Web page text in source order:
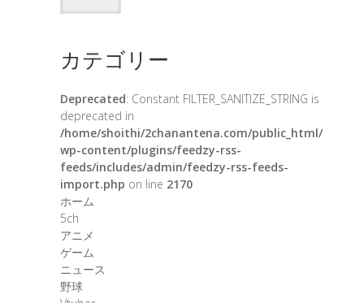
カテゴリー
Deprecated: Constant FILTER_SANITIZE_STRING is
deprecated in
/home/shoithi/2chanantena.com/public_html/
wp-content/plugins/feedzy-rss-
feeds/includes/admin/feedzy-rss-feeds-
import.php on line 2170
ホーム
5ch
アニメ
ゲーム
ニュース
野球